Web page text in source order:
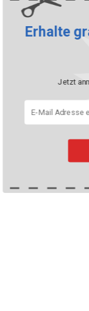
Erhalte
Jetzt